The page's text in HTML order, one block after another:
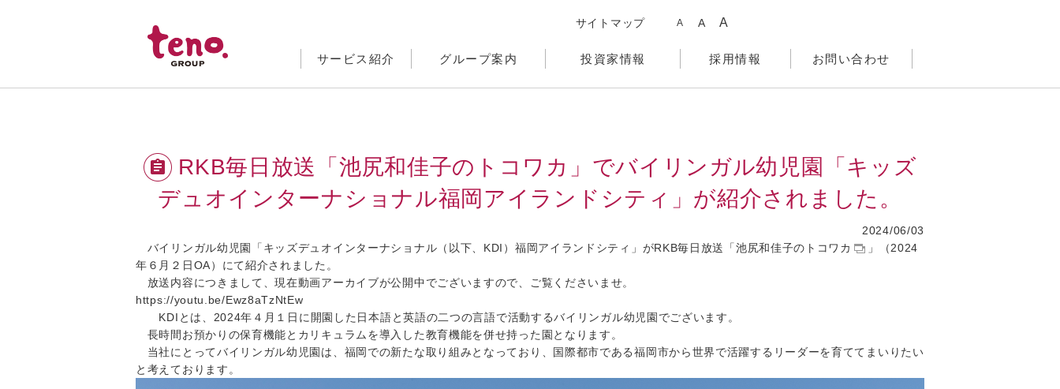
サイトマップ A A A
サービス紹介 グループ案内 投資家情報 採用情報 お問い合わせ
放課後等の遊び場づくり事業
RKB毎日放送「池尻和佳子のトコワカ」でバイリンガル幼児園「キッズ
デュオインターナショナル福岡アイランドシティ」が紹介されました。
2024/06/03
バイリンガル幼児園「キッズデュオインターナショナル（以下、KDI）福岡アイランドシティ」がRKB毎日放送「池尻和佳子のトコワカ
」（2024
年６月２日OA）にて紹介されました。
放送内容につきまして、現在動画アーカイブが公開中でございますので、ご覧くださいませ。
https://youtu.be/Ewz8aTzNtEw
KDIとは、2024年４月１日に開園した日本語と英語の二つの言語で活動するバイリンガル幼児園でございます。
長時間お預かりの保育機能とカリキュラムを導入した教育機能を併せ持った園となります。
当社にとってバイリンガル幼児園は、福岡での新たな取り組みとなっており、国際都市である福岡市から世界で活躍するリーダーを育ててまいりたい
と考えております。